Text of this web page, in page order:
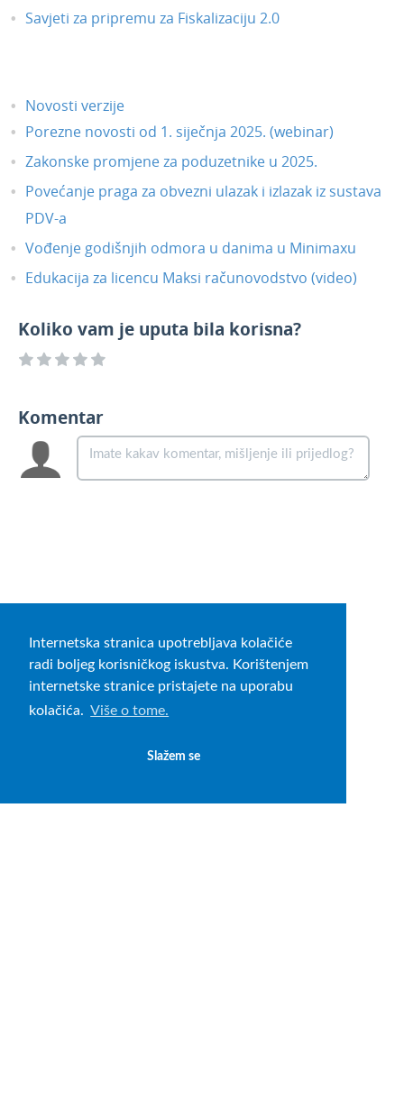
Internetska stranica upotrebljava kolačiće
radi boljeg korisničkog iskustva. Korištenjem
internetske stranice pristajete na uporabu
kolačića. Više o tome.
Slažem se
Savjeti za pripremu za Fiskalizaciju 2.0
Novosti verzije
Porezne novosti od 1. siječnja 2025. (webinar)
Zakonske promjene za poduzetnike u 2025.
Povećanje praga za obvezni ulazak i izlazak iz sustava
PDV-a
Vođenje godišnjih odmora u danima u Minimaxu
Edukacija za licencu Maksi računovodstvo (video)
Koliko vam je uputa bila korisna?
Komentar